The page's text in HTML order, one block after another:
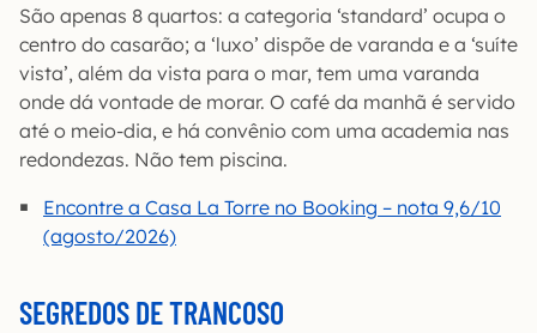
São apenas 8 quartos: a categoria ‘standard’ ocupa o
centro do casarão; a ‘luxo’ dispõe de varanda e a ‘suíte
vista’, além da vista para o mar, tem uma varanda
onde dá vontade de morar. O café da manhã é servido
até o meio-dia, e há convênio com uma academia nas
redondezas. Não tem piscina.
Encontre a Casa La Torre no Booking – nota 9,6/10
(agosto/2026)
SEGREDOS DE TRANCOSO